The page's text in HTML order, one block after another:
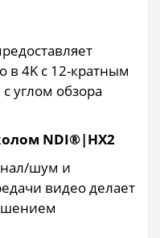
в 4K с 12-кратным
углом обзора
NDI®|HX2
шум и
видео делает